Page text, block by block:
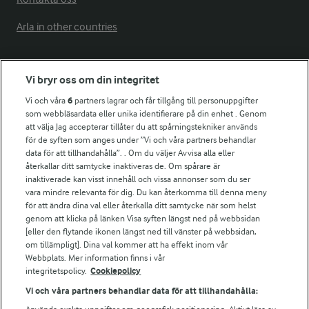
Arla in other countries
Fler Arlasajter
För ägare
Arlas kundportal
Arla.com
Falbygdens Ost
Arla webbshop
Bildbank
Följ oss
Vi bryr oss om din integritet
Vi och våra6 partners lagrar och får tillgång till personuppgifter
som webbläsardata eller unika identifierare på din enhet . Genom
att välja Jag accepterar tillåter du att spårningstekniker används
för de syften som anges under ”Vi och våra partners behandlar
data för att tillhandahålla”. . Om du väljer Avvisa alla eller
återkallar ditt samtycke inaktiveras de. Om spårare är
inaktiverade kan visst innehåll och vissa annonser som du ser
vara mindre relevanta för dig. Du kan återkomma till denna meny
för att ändra dina val eller återkalla ditt samtycke när som helst
genom att klicka på länken Visa syften längst ned på webbsidan
[eller den flytande ikonen längst ned till vänster på webbsidan,
om tillämpligt]. Dina val kommer att ha effekt inom vår
Webbplats. Mer information finns i vår
integritetspolicy. Cookiepolicy
Vi och våra partners behandlar data för att tillhandahålla: